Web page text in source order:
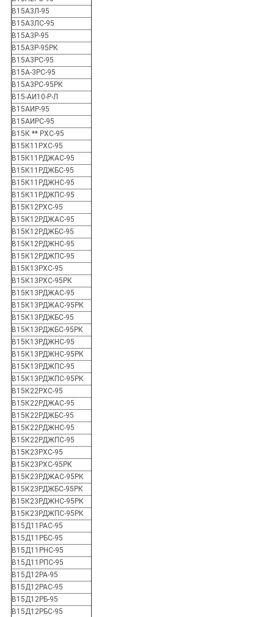
В15А3Л-95
В15А3ЛС-95
В15А3Р-95
В15А3Р-95РК
В15А3РС-95
В15А-3РС-95
В15А3РС-95РК
В15-АИ10-Р-Л
В15АИР-95
В15АИРС-95
В15К ** РХС-95
В15К11РХС-95
В15К11РДЖАС-95
В15К11РДЖБС-95
В15К11РДЖНС-95
В15К11РДЖПС-95
В15К12РХС-95
В15К12РДЖАС-95
В15К12РДЖБС-95
В15К12РДЖНС-95
В15К12РДЖПС-95
В15К13РХС-95
В15К13РХС-95РК
В15К13РДЖАС-95
В15К13РДЖАС-95РК
В15К13РДЖБС-95
В15К13РДЖБС-95РК
В15К13РДЖНС-95
В15К13РДЖНС-95РК
В15К13РДЖПС-95
В15К13РДЖПС-95РК
В15К22РХС-95
В15К22РДЖАС-95
В15К22РДЖБС-95
В15К22РДЖНС-95
В15К22РДЖПС-95
В15К23РХС-95
В15К23РХС-95РК
В15К23РДЖАС-95РК
В15К23РДЖБС-95РК
В15К23РДЖНС-95РК
В15К23РДЖПС-95РК
В15Д11РАС-95
В15Д11РБС-95
В15Д11РНС-95
В15Д11РПС-95
В15Д12РА-95
В15Д12РАС-95
В15Д12РБ-95
В15Д12РБС-95